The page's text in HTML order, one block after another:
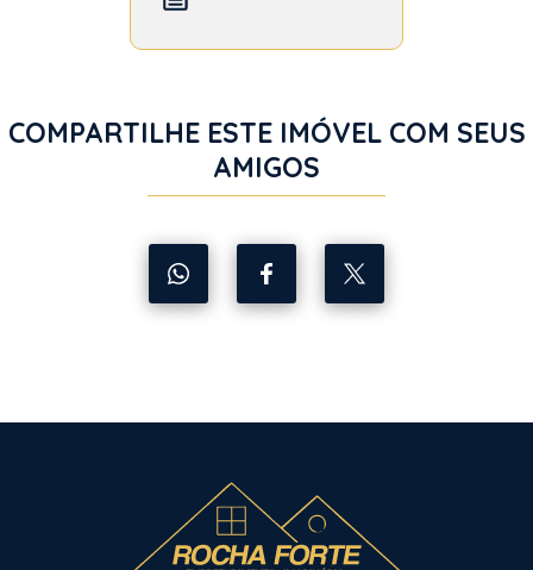
COMPARTILHE ESTE IMÓVEL COM SEUS
AMIGOS